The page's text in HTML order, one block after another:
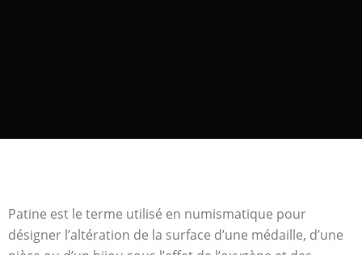
Patine est le terme utilisé en numismatique pour
désigner l’altération de la surface d’une médaille, d’une